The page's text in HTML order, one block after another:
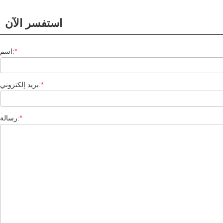
استفسر الآن
اسم:*
بريد إلكتروني:*
رسالة:*